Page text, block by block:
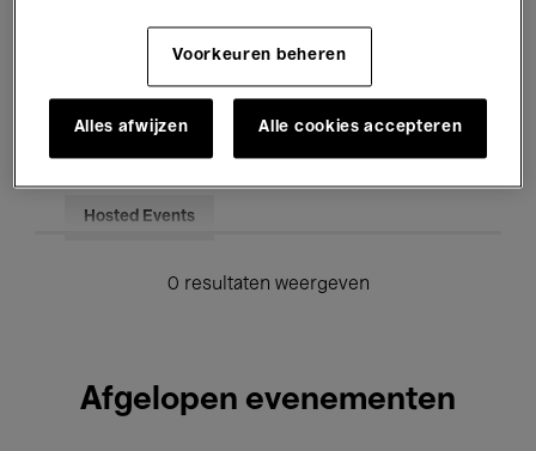
Onderwijs Rondleidingen
Hosted Events
0 resultaten weergeven
Afgelopen evenementen
Voorkeuren beheren
Alles afwijzen Alle cookies accepteren